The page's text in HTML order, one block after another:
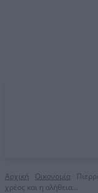
Αρχική Οικονομία
χρέος και η αλήθεια...